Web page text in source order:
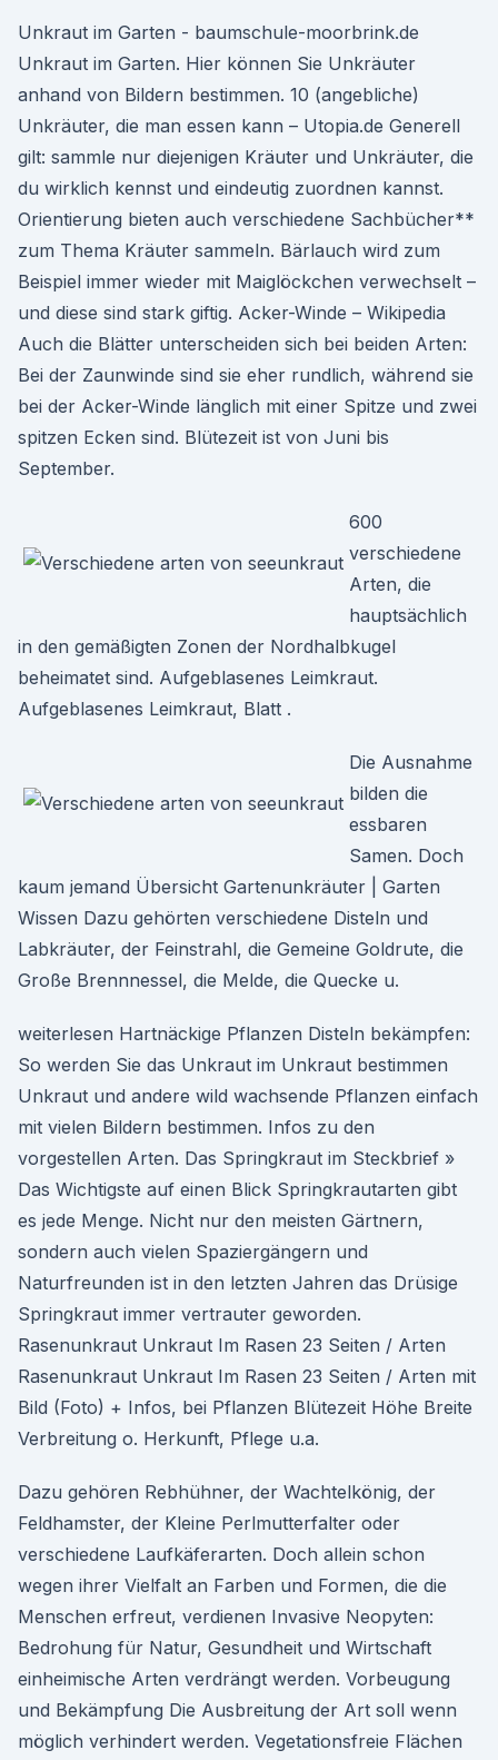
Unkraut im Garten - baumschule-moorbrink.de
Unkraut im Garten. Hier können Sie Unkräuter
anhand von Bildern bestimmen. 10 (angebliche)
Unkräuter, die man essen kann – Utopia.de Generell
gilt: sammle nur diejenigen Kräuter und Unkräuter, die
du wirklich kennst und eindeutig zuordnen kannst.
Orientierung bieten auch verschiedene Sachbücher**
zum Thema Kräuter sammeln. Bärlauch wird zum
Beispiel immer wieder mit Maiglöckchen verwechselt –
und diese sind stark giftig. Acker-Winde – Wikipedia
Auch die Blätter unterscheiden sich bei beiden Arten:
Bei der Zaunwinde sind sie eher rundlich, während sie
bei der Acker-Winde länglich mit einer Spitze und zwei
spitzen Ecken sind. Blütezeit ist von Juni bis
September.
600
verschiedene
Arten, die
hauptsächlich
in den gemäßigten Zonen der Nordhalbkugel
beheimatet sind. Aufgeblasenes Leimkraut.
Aufgeblasenes Leimkraut, Blatt .
Die Ausnahme
bilden die
essbaren
Samen. Doch
kaum jemand Übersicht Gartenunkräuter | Garten
Wissen Dazu gehörten verschiedene Disteln und
Labkräuter, der Feinstrahl, die Gemeine Goldrute, die
Große Brennnessel, die Melde, die Quecke u.
weiterlesen Hartnäckige Pflanzen Disteln bekämpfen:
So werden Sie das Unkraut im Unkraut bestimmen
Unkraut und andere wild wachsende Pflanzen einfach
mit vielen Bildern bestimmen. Infos zu den
vorgestellen Arten. Das Springkraut im Steckbrief »
Das Wichtigste auf einen Blick Springkrautarten gibt
es jede Menge. Nicht nur den meisten Gärtnern,
sondern auch vielen Spaziergängern und
Naturfreunden ist in den letzten Jahren das Drüsige
Springkraut immer vertrauter geworden.
Rasenunkraut Unkraut Im Rasen 23 Seiten / Arten
Rasenunkraut Unkraut Im Rasen 23 Seiten / Arten mit
Bild (Foto) + Infos, bei Pflanzen Blütezeit Höhe Breite
Verbreitung o. Herkunft, Pflege u.a.
Dazu gehören Rebhühner, der Wachtelkönig, der
Feldhamster, der Kleine Perlmutterfalter oder
verschiedene Laufkäferarten. Doch allein schon
wegen ihrer Vielfalt an Farben und Formen, die die
Menschen erfreut, verdienen Invasive Neopyten:
Bedrohung für Natur, Gesundheit und Wirtschaft
einheimische Arten verdrängt werden. Vorbeugung
und Bekämpfung Die Ausbreitung der Art soll wenn
möglich verhindert werden. Vegetationsfreie Flächen